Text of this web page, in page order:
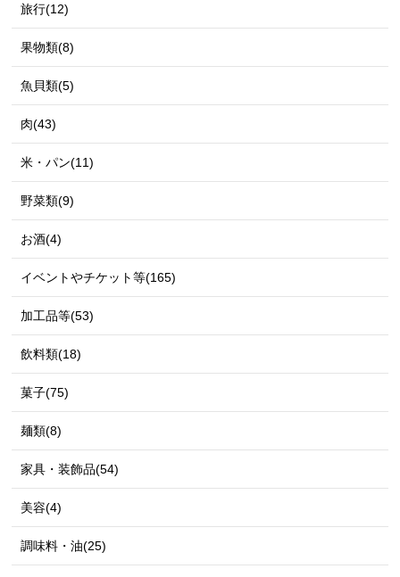
旅行(12)
果物類(8)
魚貝類(5)
肉(43)
米・パン(11)
野菜類(9)
お酒(4)
イベントやチケット等(165)
加工品等(53)
飲料類(18)
菓子(75)
麺類(8)
家具・装飾品(54)
美容(4)
調味料・油(25)